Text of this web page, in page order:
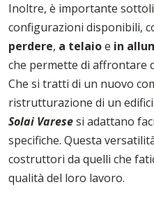
Inoltre, è importante
configurazioni disponibili,
perdere, a telaioe in
che permette di affrontare
Che si tratti di un nuovo
ristrutturazione di un
Solai Varesesi adattano
specifiche. Questa
costruttori da quelli che
qualità del loro lavoro.